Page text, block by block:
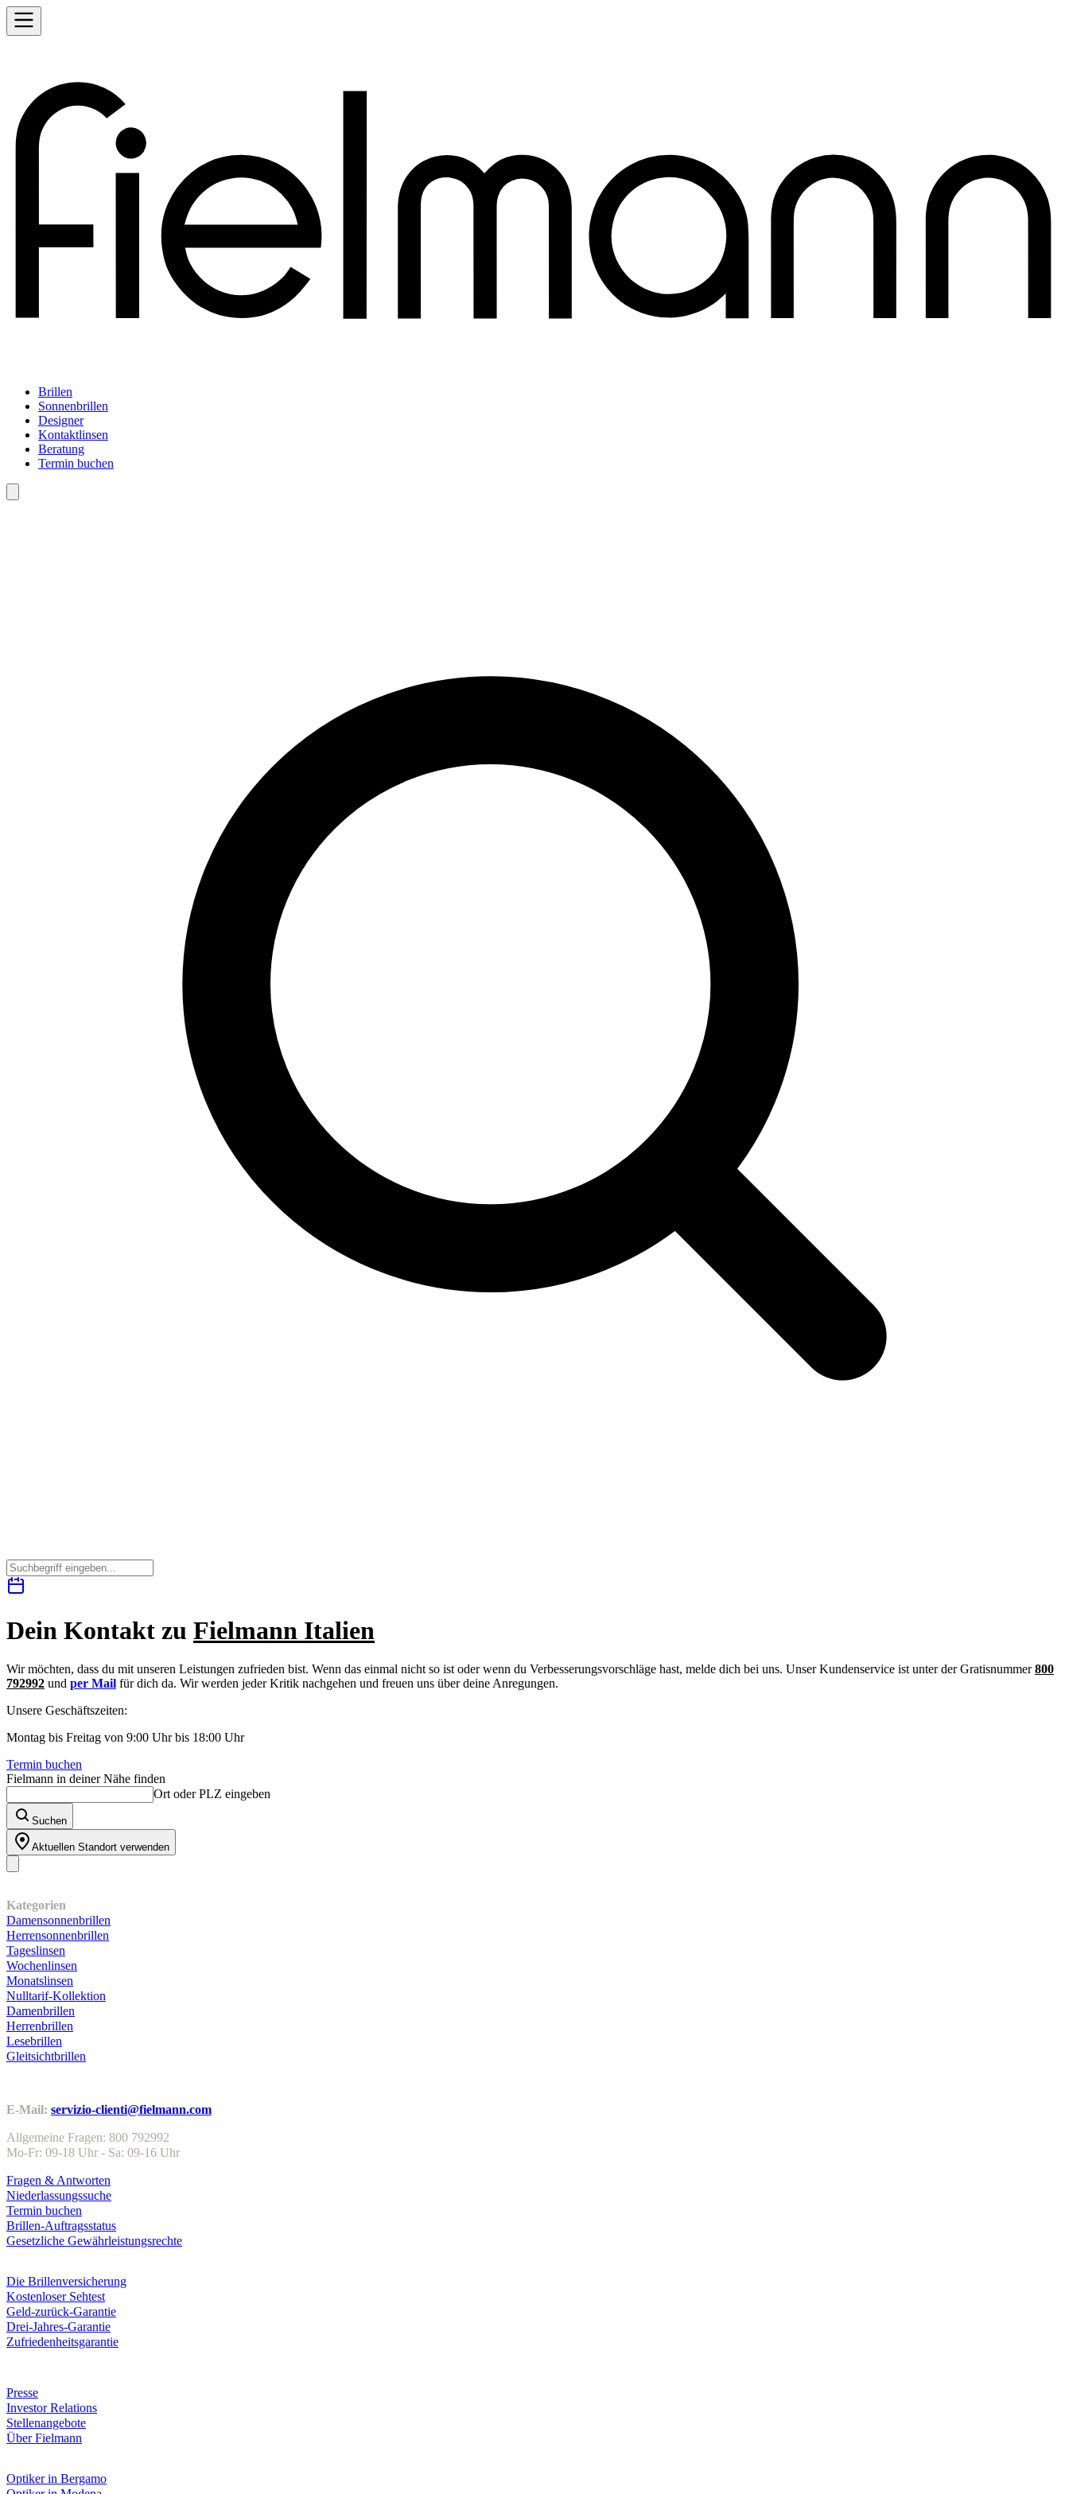
Brillen
Sonnenbrillen
Designer
Kontaktlinsen
Beratung
Termin buchen
Dein Kontakt zu Fielmann Italien
Wir möchten, dass du mit unseren Leistungen zufrieden bist. Wenn das einmal nicht so ist oder wenn du Verbesserungsvorschläge hast, melde dich bei uns. Unser Kundenservice ist unter der Gratisnummer800
792992 und per Mail für dich da. Wir werden jeder Kritik nachgehen und freuen uns über deine Anregungen.
Unsere Geschäftszeiten:
Montag bis Freitag von 9:00 Uhr bis 18:00 Uhr
Termin buchen
Fielmann in deiner Nähe finden
Ort oder PLZ eingeben
Suchen
Aktuellen Standort verwenden
Kategorien
Damensonnenbrillen
Herrensonnenbrillen
Tageslinsen
Wochenlinsen
Monatslinsen
Nulltarif-Kollektion
Damenbrillen
Herrenbrillen
Lesebrillen
Gleitsichtbrillen
E-Mail: servizio-clienti@fielmann.com
Allgemeine Fragen: 800 792992
Mo-Fr: 09-18 Uhr - Sa: 09-16 Uhr
Fragen & Antworten
Niederlassungssuche
Termin buchen
Brillen-Auftragsstatus
Gesetzliche Gewährleistungsrechte
Die Brillenversicherung
Kostenloser Sehtest
Geld-zurück-Garantie
Drei-Jahres-Garantie
Zufriedenheitsgarantie
Presse
Investor Relations
Stellenangebote
Über Fielmann
Optiker in Bergamo